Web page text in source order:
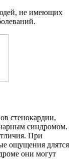
не имеющих
стенокардии,
синдромом.
При
ощущения длятся
они могут